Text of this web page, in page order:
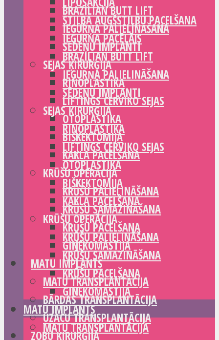
BRAZILIAN BUTT LIFT
IEGURŅA PALIELINĀŠANA
SĒDEŅU IMPLANTI
SEJAS ĶIRURĢIJA
RINOPLASTIKA
LIFTINGS CERVIKO SEJAS
OTOPLASTIKA
BIŠKEKTOMIJA
KAKLA PACELŠANA
KRŪŠU OPERĀCIJA
KRŪŠU PALIELINĀŠANA
KRŪŠU SAMAZINĀŠANA
KRŪŠU PACELŠANA
GINEKOMASTIJA
MATU IMPLANTS
MATU TRANSPLANTĀCIJA
BĀRDAS TRANSPLANTĀCIJA
UZACU TRANSPLANTĀCIJA
ZOBU ĶIRURĢIJA
STILBA AUGŠSTILBU PACELŠANA
IEGURŅA PACĒLĀJS
BRAZILIAN BUTT LIFT
IEGURŅA PALIELINĀŠANA
SĒDEŅU IMPLANTI
SEJAS ĶIRURĢIJA
RINOPLASTIKA
LIFTINGS CERVIKO SEJAS
OTOPLASTIKA
BIŠKEKTOMIJA
KAKLA PACELŠANA
KRŪŠU OPERĀCIJA
KRŪŠU PALIELINĀŠANA
KRŪŠU SAMAZINĀŠANA
KRŪŠU PACELŠANA
GINEKOMASTIJA
MATU IMPLANTS
MATU TRANSPLANTĀCIJA